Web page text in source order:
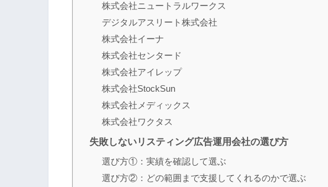
株式会社ニュートラルワークス
デジタルアスリート株式会社
株式会社イーナ
株式会社センタード
株式会社アイレップ
株式会社StockSun
株式会社メディックス
株式会社ワクタス
失敗しないリスティング広告運用会社の選び方
選び方①：実績を確認して選ぶ
選び方②：どの範囲まで支援してくれるのかで選ぶ